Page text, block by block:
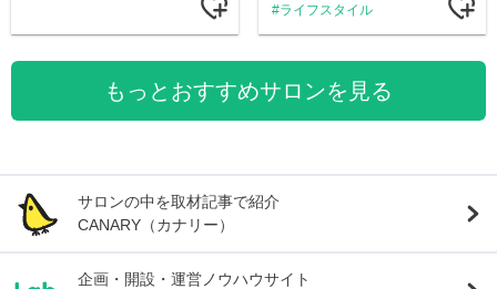
ライフスタイル
もっとおすすめサロンを見る
サロンの中を取材記事で紹介
CANARY（カナリー）
企画・開設・運営ノウハウサイト